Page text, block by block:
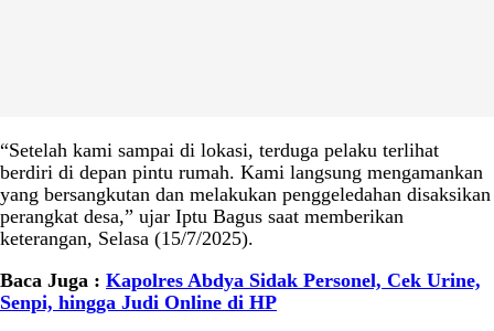
“Setelah kami sampai di lokasi, terduga pelaku terlihat
berdiri di depan pintu rumah. Kami langsung mengamankan
yang bersangkutan dan melakukan penggeledahan disaksikan
perangkat desa,” ujar Iptu Bagus saat memberikan
keterangan, Selasa (15/7/2025).
Baca Juga : Kapolres Abdya Sidak Personel, Cek Urine,
Senpi, hingga Judi Online di HP